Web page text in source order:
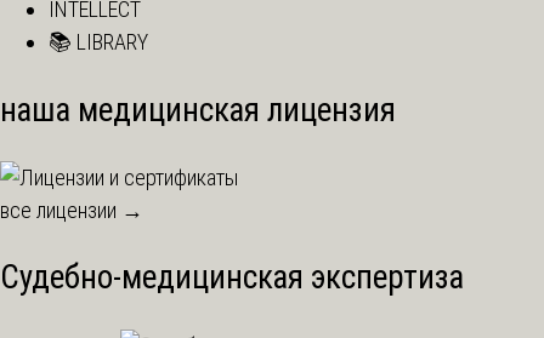
INTELLECT
📚 LIBRARY
наша медицинская лицензия
все лицензии →
Судебно-медицинская экспертиза